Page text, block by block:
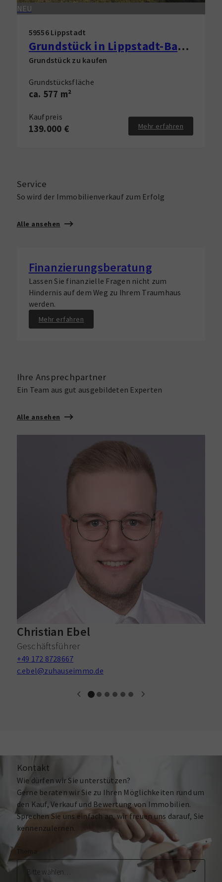
NEU
59556 Lippstadt
Grundstück in Lippstadt-Bad Waldliesborn zu verkaufen!
Grundstück zu kaufen
Grundstücksfläche
ca. 577 m²
Kaufpreis
139.000 € Mehr erfahren
Service
So wird der Immobilienverkauf zum Erfolg
Alle ansehen
Finanzierungsberatung
Lassen Sie finanzielle Fragen nicht zum
Hindernis auf dem Weg zu Ihrem Traumhaus
werden.
Mehr erfahren
Ihre Ansprechpartner
Ein Team aus gut ausgebildeten Experten
Alle ansehen
Christian Ebel
Geschäftsführer
+49 172 8728667
c.ebel@zuhauseimmo.de
Kontakt
Wie dürfen wir Sie unterstützen?
Gerne beraten wir Sie zu Ihren Möglichkeiten rund um
den Kauf, Verkauf und Bewertung von Immobilien.
Sprechen Sie uns einfach an, wir freuen uns darauf, Sie
kennenzulernen.